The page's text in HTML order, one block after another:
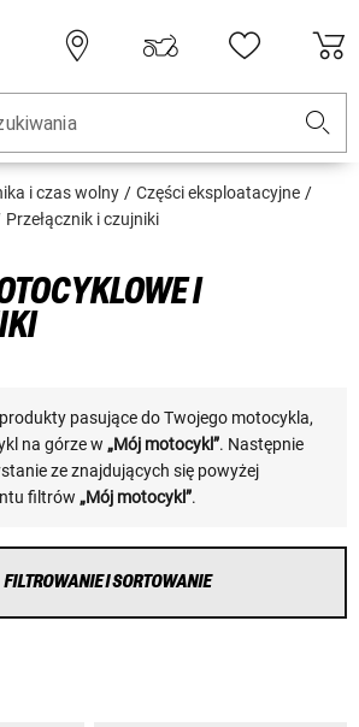
i czas wolny
Części eksploatacyjne
Przełącznik i czujniki
I
pasujące do Twojego motocykla,
na górze w „Mój motocykl”. Następnie
ze znajdujących się powyżej
filtrów „Mój motocykl”.
FILTROWANIE I SORTOWANIE